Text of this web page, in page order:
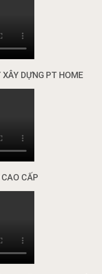
DỰNG PT HOME
CẤP